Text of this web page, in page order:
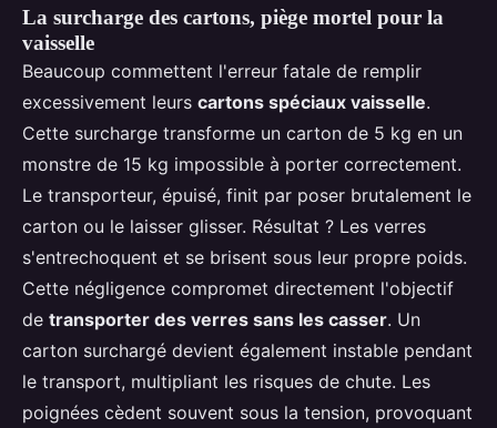
La surcharge des cartons, piège mortel pour la
vaisselle
Beaucoup commettent l'erreur fatale de remplir
excessivement leurs cartons spéciaux vaisselle.
Cette surcharge transforme un carton de 5 kg en un
monstre de 15 kg impossible à porter correctement.
Le transporteur, épuisé, finit par poser brutalement le
carton ou le laisser glisser. Résultat ? Les verres
s'entrechoquent et se brisent sous leur propre poids.
Cette négligence compromet directement l'objectif
de transporter des verres sans les casser. Un
carton surchargé devient également instable pendant
le transport, multipliant les risques de chute. Les
poignées cèdent souvent sous la tension, provoquant